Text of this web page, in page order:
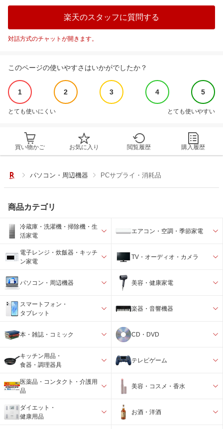
楽天のスタッフに質問する
対話方式のチャットが開きます。
このページの使いやすさはいかがでしたか？
1 2 3 4 5
とても使いにくい とても使いやすい
買い物かご お気に入り 閲覧履歴 購入履歴
パソコン・周辺機器 PCサプライ・消耗品
商品カテゴリ
冷蔵庫・洗濯機・掃除機・生
活家電
エアコン・空調・季節家電
電子レンジ・炊飯器・キッチ
ン家電
TV・オーディオ・カメラ
パソコン・周辺機器 美容・健康家電
スマートフォン・
タブレット
楽器・音響機器
本・雑誌・コミック CD・DVD
キッチン用品・
食器・調理器具
テレビゲーム
医薬品・コンタクト・介護用
品
美容・コスメ・香水
ダイエット・
健康用品
お酒・洋酒